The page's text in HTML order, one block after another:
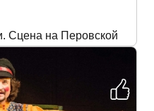
Сцена на Перовской